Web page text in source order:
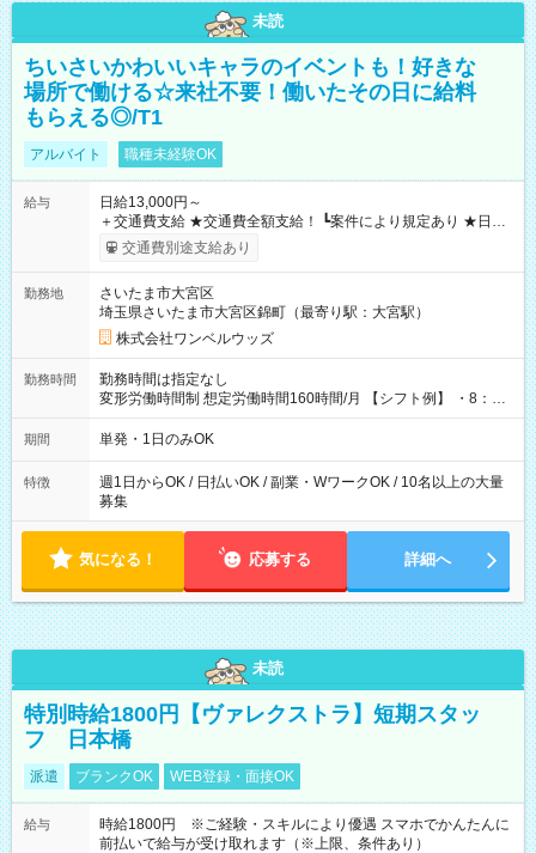
未読
ちいさいかわいいキャラのイベントも！好きな
場所で働ける☆来社不要！働いたその日に給料
もらえる◎/T1
アルバイト 職種未経験OK
給与
日給13,000円～
＋交通費支給 ★交通費全額支給！ ┗案件により規定あり ★日払
いOK！（規定あり） ┗働いたその日に現金GET♪ お仕事後はコ
ンビニATMから 日払い分を引き落とせます！ 【試用期間】試
交通費別途支給あり
勤務地
さいたま市大宮区
埼玉県さいたま市大宮区錦町（最寄り駅：大宮駅）
株式会社ワンベルウッズ
勤務時間
勤務時間は指定なし
変形労働時間制 想定労働時間160時間/月 【シフト例】 ・8：00
～21：00
期間 単発・1日のみOK
特徴
週1日からOK / 日払いOK / 副業・WワークOK / 10名以上の大量
募集
気になる！ 応募する 詳細へ
未読
特別時給1800円【ヴァレクストラ】短期スタッ
フ 日本橋
派遣 ブランクOK WEB登録・面接OK
給与
時給1800円 ※ご経験・スキルにより優遇 スマホでかんたんに
前払いで給与が受け取れます（※上限、条件あり）